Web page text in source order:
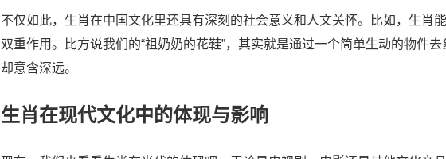
不仅如此，生肖在中国文化里还具有深刻的社会意义和人文关怀。比如，生肖
双重作用。比方说我们的“祖奶奶的花鞋”，其实就是通过一个简单生动的物件
却意含深远。
生肖在现代文化中的体现与影响